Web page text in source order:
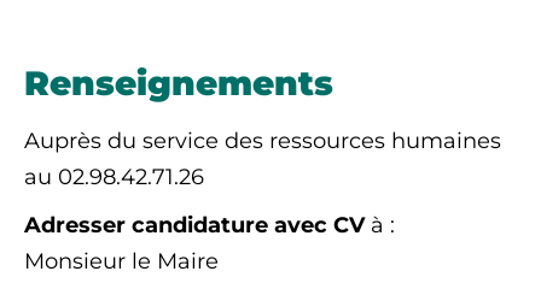
Renseignements
Auprès du service des ressources humaines
au 02.98.42.71.26
Adresser candidature avec CVà :
Monsieur le Maire